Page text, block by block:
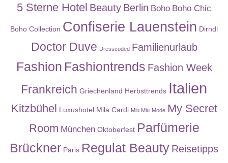
5 Sterne Hotel Beauty Berlin Boho Boho Chic
Boho Collection Confiserie Lauenstein Dirndl
Doctor Duve Dresscoded Familienurlaub
Fashion Fashiontrends Fashion Week
Frankreich Griechenland Herbsttrends Italien
Kitzbühel Luxushotel Mila Cardi Miu Miu Mode My Secret
Room München Oktoberfest Parfümerie
Brückner Paris Regulat Beauty Reisetipps